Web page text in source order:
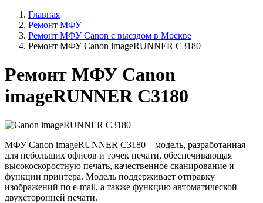
Главная
Ремонт МФУ
Ремонт МФУ Canon с выездом в Москве
Ремонт МФУ Canon imageRUNNER C3180
Ремонт МФУ Canon
imageRUNNER C3180
МФУ Canon imageRUNNER C3180 – модель, разработанная
для небольших офисов и точек печати, обеспечивающая
высокоскоростную печать, качественное сканирование и
функции принтера. Модель поддерживает отправку
изображений по e-mail, а также функцию автоматической
двухсторонней печати.